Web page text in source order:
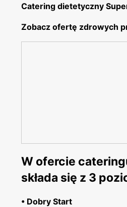
Catering dietetyczny
Zobacz ofertę zdrowych
W ofercie
składa się z 3
• Dobry Start